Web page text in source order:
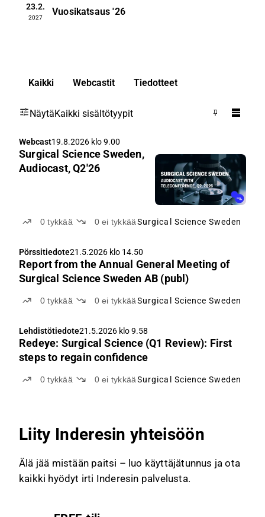
23.2.
2027
Vuosikatsaus '26
Kaikki Webcastit Tiedotteet
NäytäKaikki sisältötyypit
Webcast19.8.2026 klo 9.00
Surgical Science Sweden,
Audiocast, Q2'26
0tykkää 0ei tykkääSurgical Science Sweden
Pörssitiedote21.5.2026 klo 14.50
Report from the Annual General Meeting of
Surgical Science Sweden AB (publ)
0tykkää 0ei tykkääSurgical Science Sweden
Lehdistötiedote21.5.2026 klo 9.58
Redeye: Surgical Science (Q1 Review): First
steps to regain confidence
0tykkää 0ei tykkääSurgical Science Sweden
Liity Inderesin yhteisöön
Älä jää mistään paitsi – luo käyttäjätunnus ja ota
kaikki hyödyt irti Inderesin palvelusta.